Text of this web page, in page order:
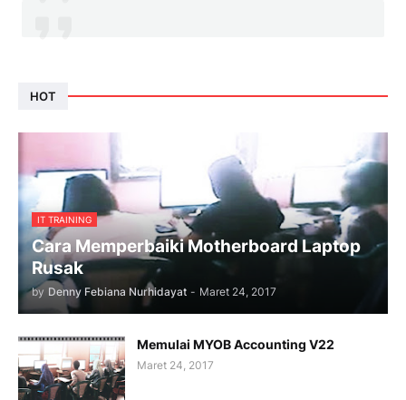
HOT
IT TRAINING
Cara Memperbaiki Motherboard Laptop
Rusak
by Denny Febiana Nurhidayat - Maret 24, 2017
Memulai MYOB Accounting V22
Maret 24, 2017